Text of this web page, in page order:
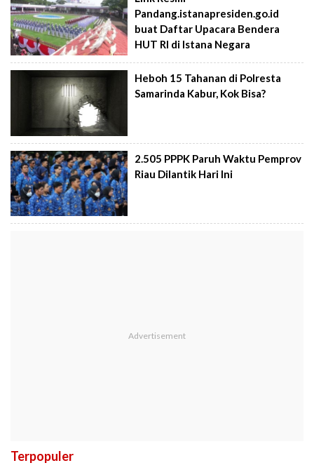
Pandang.istanapresiden.go.id
buat Daftar Upacara Bendera
HUT RI di Istana Negara
Heboh 15 Tahanan di Polresta
Samarinda Kabur, Kok Bisa?
2.505 PPPK Paruh Waktu Pemprov
Riau Dilantik Hari Ini
Terpopuler